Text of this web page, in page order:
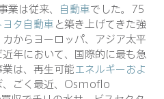
業は従来、 自動車でした。75
ヨタ自動車と築き上げてきた強
からヨーロッパ、アジア太平
年において、国際的に最も急
は、再生可能エネルギーおよ
、ごく最近、Osmoflo